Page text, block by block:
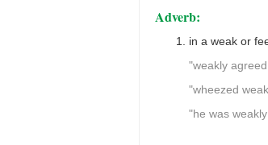
Adverb:
in a weak or
"weakly
"wheezed
"he was